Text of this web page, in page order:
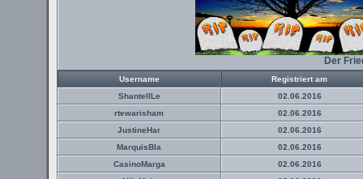
Der
Username
Registriert am
ShantellLe
02.06.2016
rtewarisham
02.06.2016
JustineHar
02.06.2016
MarquisBla
02.06.2016
CasinoMarga
02.06.2016